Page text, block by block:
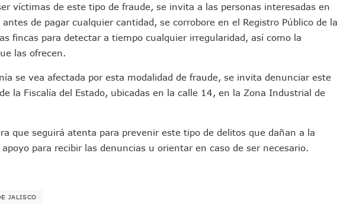
A Puerto Vallarta Este Verano Puede Costar Hasta 22 Mil 677 Pesos
Reducir Riesgos Por Cocodrilos En Playas De Puerto Vallarta
“Ley Don Juanito” Al Diputado Federal Bruno Blancas
En Oaxaca Al Periodista Francisco Alejandro Leyva Aguilar
A Cuatro Hombres Armados En Bucerías; Aseguran Armas Y “poncha Llantas”
Mayores De Ixtapa Tendrán Una “Casa De Día” Renovada
Recorren Calles De Ixtapa Para Identificar Problemas De Seguridad Y Movilidad
De Presunto Convoy Armado Desatan Operativo En Puerto Vallarta
víctimas de este tipo de fraude, se invita a las personas interesadas en
de pagar cualquier cantidad, se corrobore en el Registro Público de la
fincas para detectar a tiempo cualquier irregularidad, así como la
las ofrecen.
se vea afectada por esta modalidad de fraude, se invita denunciar este
la Fiscalía del Estado, ubicadas en la calle 14, en la Zona Industrial de
que seguirá atenta para prevenir este tipo de delitos que dañan a la
para recibir las denuncias u orientar en caso de ser necesario.
JALISCO